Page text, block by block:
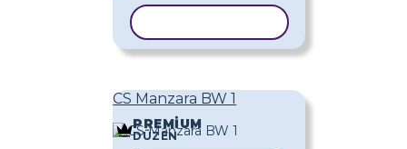
CS Manzara BW 1
PREMIUM
DÜZEN